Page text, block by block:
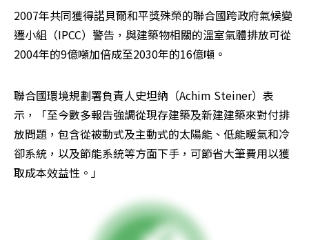
2007年共同獲得諾貝爾和平獎殊榮的聯合國跨政府氣候變
遷小組（IPCC）警告，與建築物相關的溫室氣體排放可從
2004年的9億噸加倍成至2030年的16億噸。
聯合國環境規劃署負責人史坦納（Achim Steiner）表
示，「至今數多報告強調從現存建築及新建建築來對付排
放問題，包含從被動式及主動式的太陽能、低能暖氣和冷
卻系統，以及節能系統等方面下手，可節省大筆費用以獲
取成本效益性。」